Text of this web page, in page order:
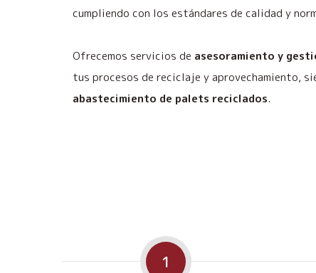
cumpliendo con los estándares de calidad y
Ofrecemos servicios de asesoramiento y
tus procesos de reciclaje y aprovechamiento,
abastecimiento de palets reciclados.
1